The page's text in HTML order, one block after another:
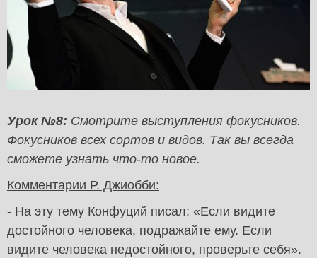
Урок №8: Смотрите выступления фокусников.
Фокусников всех сортов и видов. Так вы всегда
сможете узнать что-то новое.
Комментарии Р. Джиобби:
- На эту тему Конфуций писал: «Если видите
достойного человека, подражайте ему. Если
видите человека недостойного, проверьте себя».